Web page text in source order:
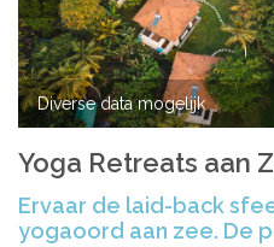
Diverse data mogelijk
Yoga Retreats aan
Ervaar de laid-back
yogaoord aan zee. De